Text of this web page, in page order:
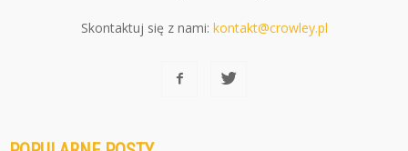
Skontaktuj się z nami: kontakt@crowley.pl